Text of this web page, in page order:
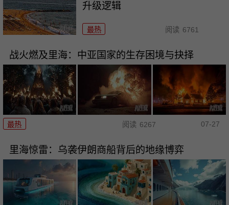
升级逻辑
最热 阅读 6761
战火燃及里海：中亚国家的生存困境与抉择
最热 阅读 6267 07-27
里海惊雷：乌袭伊朗商船背后的地缘博弈